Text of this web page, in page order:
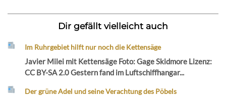
Dir gefällt vielleicht auch
Im Ruhrgebiet hilft nur noch die Kettensäge
Javier Milei mit Kettensäge Foto: Gage Skidmore Lizenz:
CC BY-SA 2.0 Gestern fand im Luftschiffhangar...
Der grüne Adel und seine Verachtung des Pöbels